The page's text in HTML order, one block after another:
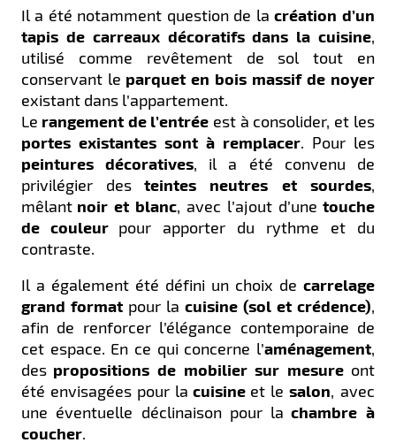
Il a été notamment question de la création d’un
tapis de carreaux décoratifs dans la cuisine,
utilisé comme revêtement de sol tout en
conservant le parquet en bois massif de noyer
existant dans l’appartement.
Le rangement de l’entrée est à consolider, et les
portes existantes sont à remplacer. Pour les
peintures décoratives, il a été convenu de
privilégier des
teintes neutres et sourdes,
mêlant noir et blanc, avec l’ajout d’une touche
de couleur pour apporter du rythme et du
contraste.
Il a également été défini un choix de carrelage
grand format pour la cuisine (sol et crédence),
afin de renforcer l’élégance contemporaine de
cet espace. En ce qui concerne l’aménagement,
des propositions de mobilier sur mesure ont
été envisagées pour la cuisine et le salon, avec
une éventuelle déclinaison pour la chambre à
coucher.